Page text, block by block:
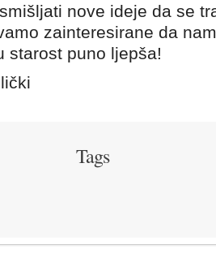
nove ideje da se
zainteresirane da
starost puno ljepša!
Tags